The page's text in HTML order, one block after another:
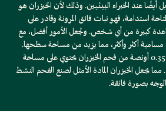
أيضًا عند الخبراء البيئيين. وذلك لأن الخيزران هو
استدامة، فهو نبات فائق المرونة وقادر على
كبيرة من أي شخص. ولجعل الأمور أفضل، مع
أكثر وأكثر، مما يزيد من مساحة سطحها.
هذا يعني بشكل لا يصدق أن 0.35 أونصة من فحم الخيزران يحتوي على مساحة
600 متر مربع. مما يجعل الخيزران المادة الأمثل لصنع الفحم النشط
بصورة فائقة.